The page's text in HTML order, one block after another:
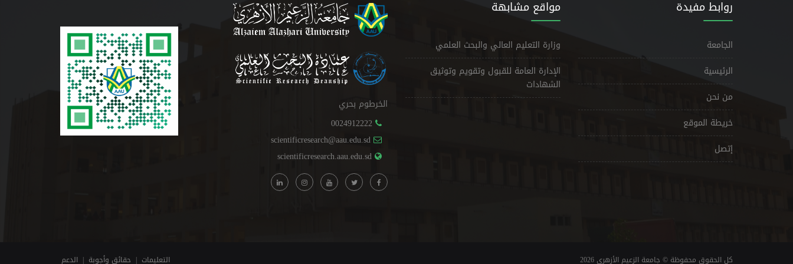
روابط مفيدة
الجامعة
الرئيسية
من نحن
خريطة الموقع
إتصل
مواقع مشابهة
وزارة التعليم العالي والبحث العلمي
الإدارة العامة للقبول وتقويم وتوثيق
الشهادات
الخرطوم بحري
0024912222
scientificresearch@aau.edu.sd
scientificresearch.aau.edu.sd
كل الحقوق محفوظة © جامعة الزعيم الأزهري 2026 التعليمات | حقائق وأجوبة | الدعم